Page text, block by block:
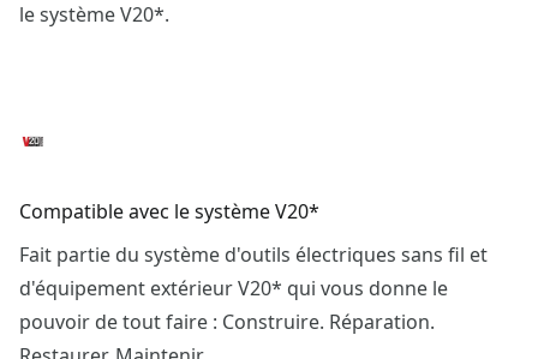
le système V20*.
Compatible avec le système V20*
Fait partie du système d'outils électriques sans fil et
d'équipement extérieur V20* qui vous donne le
pouvoir de tout faire : Construire. Réparation.